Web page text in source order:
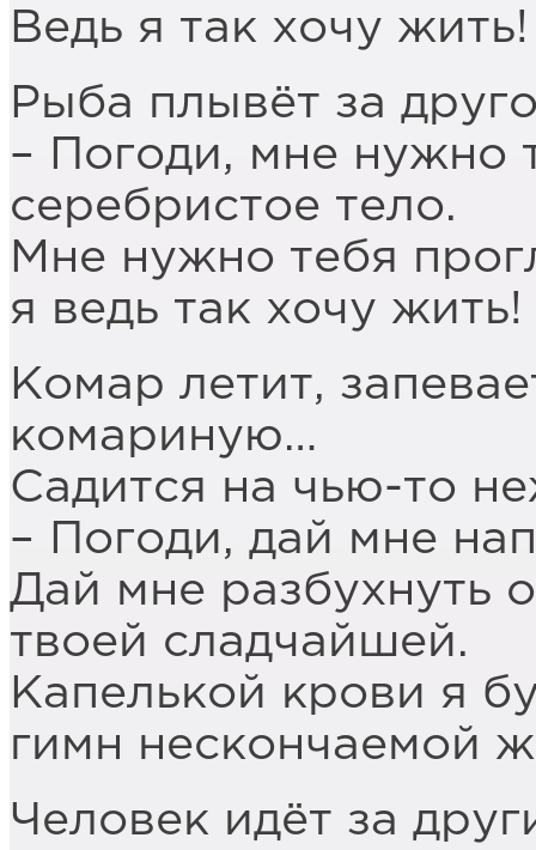
Ведь я так хочу жить!
Рыба плывёт за
– Погоди, мне нужно
серебристое тело.
Мне нужно тебя
я ведь так хочу жить!
Комар летит,
комариную…
Садится на чью-то
– Погоди, дай мне
Дай мне разбухнуть
твоей сладчайшей.
Капелькой крови я
гимн нескончаемой
Человек идёт за